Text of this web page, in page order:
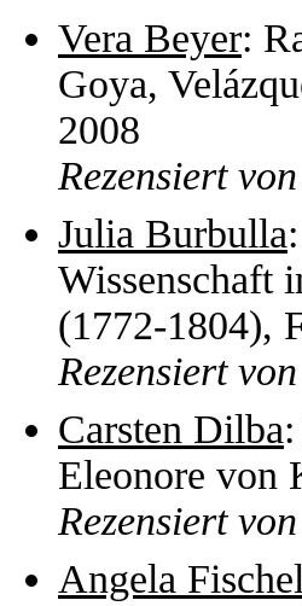
Vera Beyer:
Goya,
2008
Rezensiert
Julia Burbulla
Wissenschaft
(1772-1804),
Rezensiert
Carsten Dilba
Eleonore von
Rezensiert
Angela Fischel